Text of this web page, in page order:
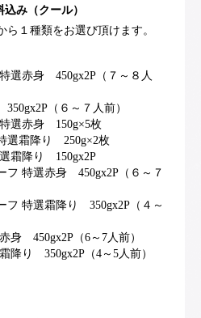
み（クール）
１種類をお選び頂けます。
選赤身 450gx2P（７～８人
（６～７人前）
選赤身 150g×5枚
選霜降り 250g×2枚
霜降り 150gx2P
フ 特選赤身 450gx2P（６～７
フ 特選霜降り 350gx2P（４～
身 450gx2P（6～7人前）
降り 350gx2P（4～5人前）